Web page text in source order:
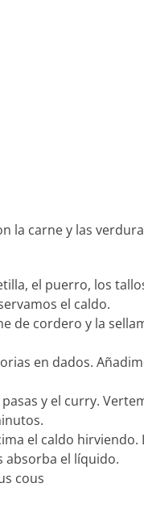
la carne y las
el puerro, los
el caldo.
de cordero y la
en dados.
y el curry.
el caldo hirviendo.
absorba el líquido.
cous